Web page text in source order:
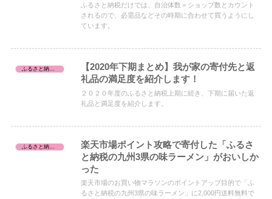
ふるさと納税だけでは、自治体数＝ショップ数とカウント
されるので、必需品などその時期に合わせて買うようにし
ています。
ふるさと納税レビュー
【2020年下期まとめ】我が家の寄付先と返
礼品の満足度を紹介します！
２０２０年度のふるさと納税上期に続き、下期に届いた返
礼品と満足度を紹介します。
ふるさと納税レビュー
楽天市場ポイント攻略で寄付した「ふるさ
と納税の九州3県の味ラーメン」がおいしか
った
楽天市場のお買い物マラソンのポイントアップ目的で「ふ
るさと納税の九州3県の味ラーメン」に2,000円送料無料で